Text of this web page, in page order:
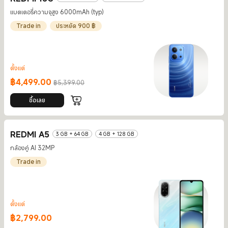
แบตเตอรี่ความจุสูง 6000mAh (typ)
Trade in
ประหยัด 900 ฿
ตั้งแต่
฿4,499.00
Current Price ฿4499
฿5,399.00
ราคาโปรโมชั่น ฿5,399.00
ซื้อเลย
REDMI A5 3 GB + 64 GB 4 GB + 128 GB
กล้องคู่ AI 32MP
Trade in
ตั้งแต่
฿2,799.00